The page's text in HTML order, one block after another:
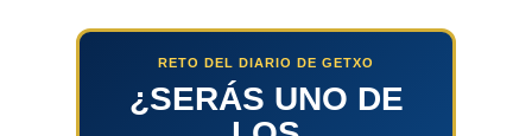
RETO DEL DIARIO DE GETXO
¿SERÁS UNO DE